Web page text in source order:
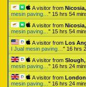
A visitor from
mesin paving… " 15 hrs 54
A visitor from
mesin paving… " 15 hrs 54
A visitor from Los
I Jual mesin paving… " 16 hrs
A visitor from
mesin paving… " 16 hrs 24
A visitor from
mesin paving… " 16 hrs 24